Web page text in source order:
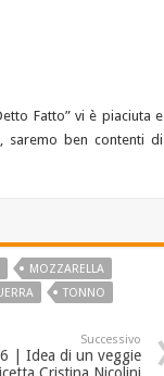
Fatto” vi è piaciuta e
saremo ben contenti di
MOZZARELLA
TONNO
Successivo
| Idea di un veggie